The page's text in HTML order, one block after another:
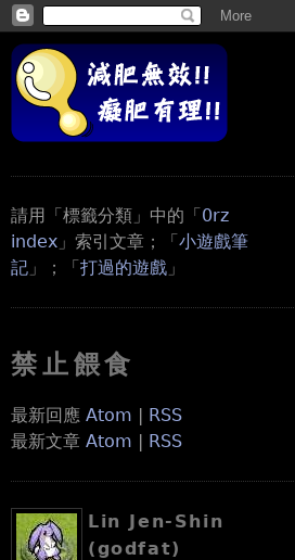
請用「標籤分類」中的「0rz
index 」索引文章；「小遊戲筆
記 」；「打過的遊戲 」
禁止餵食
最新回應 Atom | RSS
最新文章 Atom | RSS
Lin Jen-Shin
(godfat)